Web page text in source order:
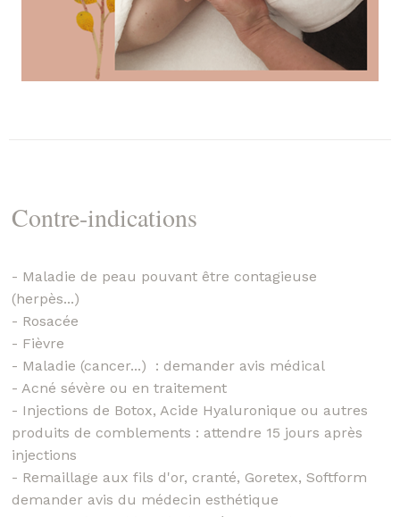
Contre-indications
- Maladie de peau pouvant être contagieuse
(herpès...)
- Rosacée
- Fièvre
- Maladie (cancer...) : demander avis médical
- Acné sévère ou en traitement
- Injections de Botox, Acide Hyaluronique ou autres
produits de comblements : attendre 15 jours après
injections
- Remaillage aux fils d'or, cranté, Goretex, Softform
demander avis du médecin esthétique